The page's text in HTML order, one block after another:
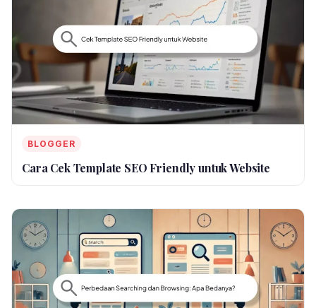
BLOGGER
Cara Cek Template SEO Friendly untuk Website